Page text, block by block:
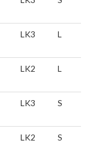
LK3 L
LK2 L
LK3 S
LK2 S